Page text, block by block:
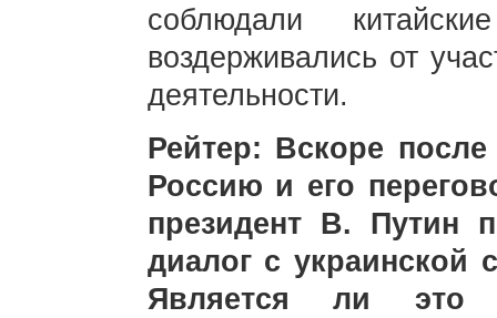
соблюдали
воздерживались от
деятельности.
Рейтер: Вскоре
Россию и его
президент В. Путин
диалог с украинской
Является ли это